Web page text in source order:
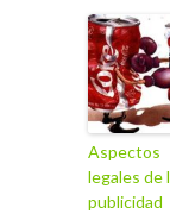
Aspectos
legales de
publicidad